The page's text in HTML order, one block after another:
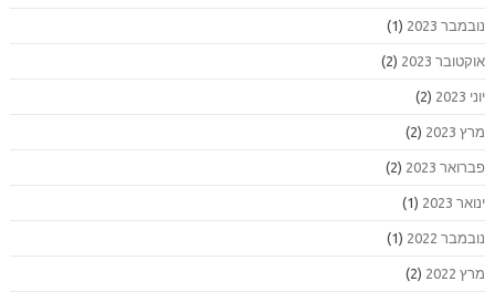
נובמבר 2023 (1)
אוקטובר 2023 (2)
יוני 2023 (2)
מרץ 2023 (2)
פברואר 2023 (2)
ינואר 2023 (1)
נובמבר 2022 (1)
מרץ 2022 (2)